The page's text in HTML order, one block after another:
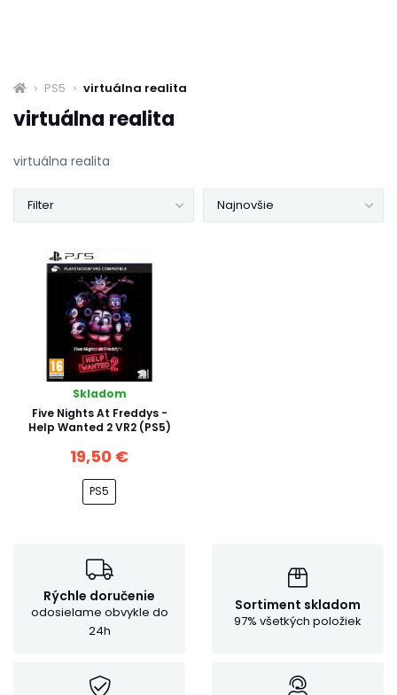
PS5 virtuálna realita
virtuálna realita
virtuálna realita
Najnovšie
Filter
Skladom
Five Nights At Freddys -
Help Wanted 2 VR2 (PS5)
19,50 €
PS5
Rýchle doručenie
odosielame obvykle do
24h
Sortiment skladom
97% všetkých položiek